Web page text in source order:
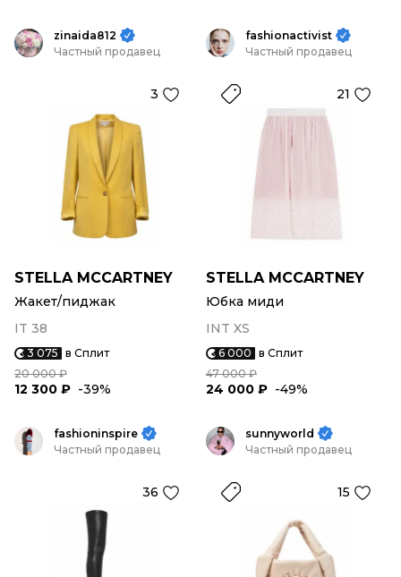
zinaida812
Частный продавец
3
STELLA MCCARTNEY
Жакет/пиджак
IT 38
3 075 в Сплит
20 000 ₽
12 300 ₽ -39%
fashionactivist
Частный продавец
21
STELLA MCCARTNEY
Юбка миди
INT XS
6 000 в Сплит
47 000 ₽
24 000 ₽ -49%
fashioninspire
Частный продавец
36
sunnyworld
Частный продавец
15